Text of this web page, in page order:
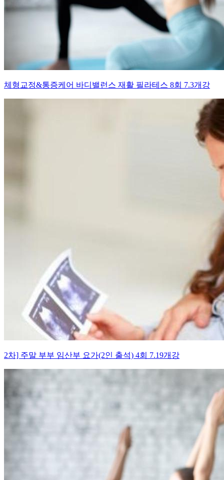
체형교정&통증케어 바디밸런스 재활 필라테스 8회 7.3개강
2차] 주말 부부 임산부 요가(2인 출석) 4회 7.19개강